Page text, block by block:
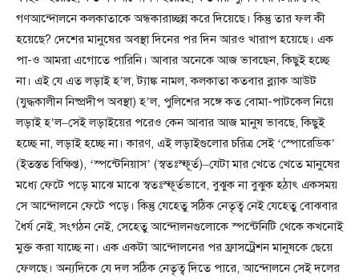
গণআন্দোলনে কলকাতাকে অন্ধকারাচ্ছন্ন করে দিয়েছে। কিন্তু তার ফল কী
হয়েছে? দেশের মানুষের অবস্থা দিনের পর দিন আরও খারাপ হয়েছে। এক
পা-ও আমরা এগোতে পারিনি। আবার অনেকে আজ ভাবছেন, কিছুই হচ্ছে
না। এই যে এত লড়াই হ’ল, ট্যাঙ্ক নামল, কলকাতা কতবার ব্ল্যাক আউট
(যুদ্ধকালীন নিষ্প্রদীপ অবস্থা) হ’ল, পুলিশের সঙ্গে কত বোমা-পাটকেল নিয়ে
লড়াই হ’ল–সেই লড়াইয়ের পরেও কেন আবার আজ মানুষ ভাবছে, কিছুই
হচ্ছে না, লড়াই হচ্ছে না। কারণ, এই লড়াইগুলোর চরিত্র সেই ‘স্পোরেডিক’
(ইতস্তত বিক্ষিপ্ত), ‘স্পন্টেনিয়াস’ (স্বতঃস্ফূর্ত)–যেটা মার খেতে খেতে মানুষের
মধ্যে ফেটে পড়ে মাঝে মাঝে স্বতঃস্ফূর্তভাবে, বুঝুক না বুঝুক হঠাৎ একসময়
সে আন্দোলনে ফেটে পড়ে। কিন্তু যেহেতু সঠিক নেতৃত্ব নেই যেহেতু বোঝবার
ধৈর্য নেই, সংগঠন নেই, সেহেতু আন্দোলনগুলোকে স্পন্টেনিটি থেকে কখনোই
মুক্ত করা যাচ্ছে না। এক একটা আন্দোলনের পর ফ্রাসট্রেশন মানুষকে ছেয়ে
ফেলছে। অন্যদিকে যে দল সঠিক নেতৃত্ব দিতে পারে, আন্দোলনে সেই দলের